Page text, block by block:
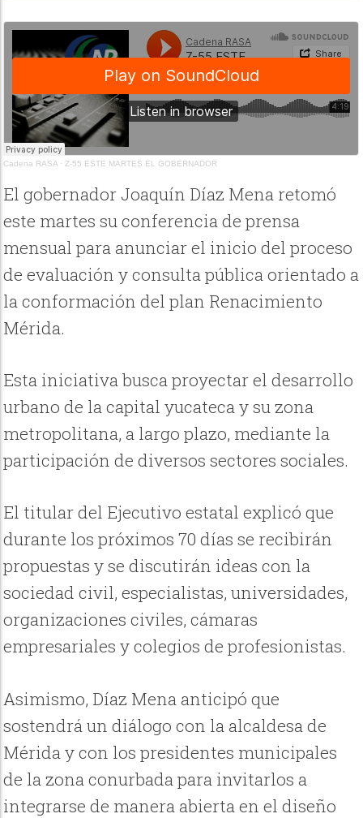
Cadena RASA · Z-55 ESTE MARTES EL GOBERNADOR
El gobernador Joaquín Díaz Mena retomó
este martes su conferencia de prensa
mensual para anunciar el inicio del proceso
de evaluación y consulta pública orientado a
la conformación del plan Renacimiento
Mérida.
Esta iniciativa busca proyectar el desarrollo
urbano de la capital yucateca y su zona
metropolitana, a largo plazo, mediante la
participación de diversos sectores sociales.
El titular del Ejecutivo estatal explicó que
durante los próximos 70 días se recibirán
propuestas y se discutirán ideas con la
sociedad civil, especialistas, universidades,
organizaciones civiles, cámaras
empresariales y colegios de profesionistas.
Asimismo, Díaz Mena anticipó que
sostendrá un diálogo con la alcaldesa de
Mérida y con los presidentes municipales
de la zona conurbada para invitarlos a
integrarse de manera abierta en el diseño